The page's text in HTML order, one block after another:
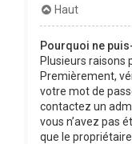
Haut
Pourquoi ne
Plusieurs raisons
Premièrement,
votre mot de
contactez un
vous n’avez pas
que le